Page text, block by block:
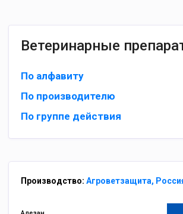
Ветеринарные
По алфавиту
По производителю
По группе действия
Производство: Агроветзащита,